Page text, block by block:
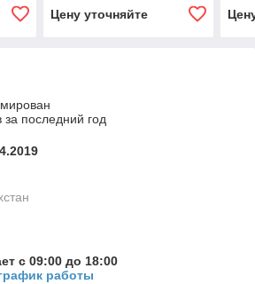
Цену уточняйте
последний год
с 09:00 до 18:00
работы